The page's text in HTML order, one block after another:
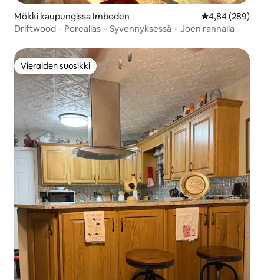
Mökki kaupungissa Imboden
4,84 (289)
Driftwood – Poreallas + Syvennyksessä + Joen rannalla
Vieraiden suosikki
Vieraiden suosikki